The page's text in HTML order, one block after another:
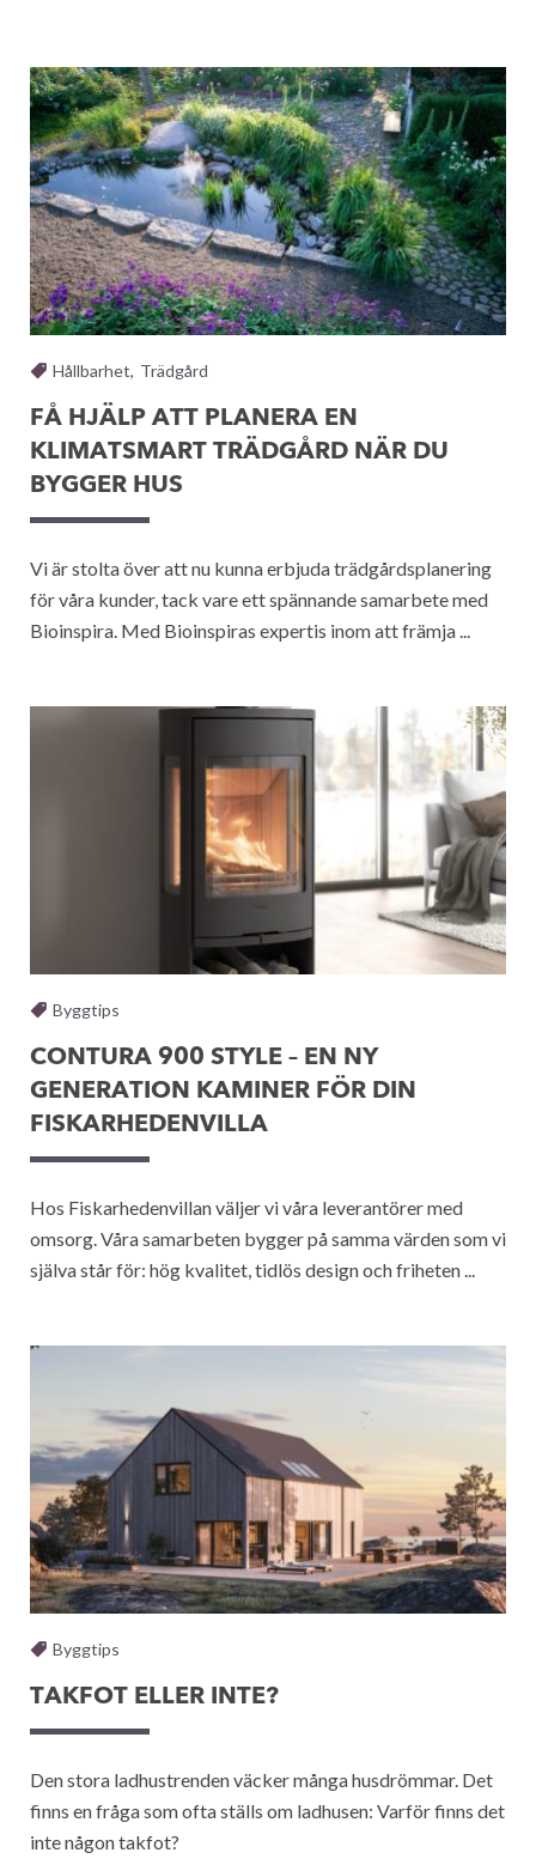
Hållbarhet, Trädgård
FÅ HJÄLP ATT PLANERA EN
KLIMATSMART TRÄDGÅRD NÄR DU
BYGGER HUS
Vi är stolta över att nu kunna erbjuda trädgårdsplanering
för våra kunder, tack vare ett spännande samarbete med
Bioinspira. Med Bioinspiras expertis inom att främja ...
Byggtips
CONTURA 900 STYLE – EN NY
GENERATION KAMINER FÖR DIN
FISKARHEDENVILLA
Hos Fiskarhedenvillan väljer vi våra leverantörer med
omsorg. Våra samarbeten bygger på samma värden som vi
själva står för: hög kvalitet, tidlös design och friheten ...
Byggtips
TAKFOT ELLER INTE?
Den stora ladhustrenden väcker många husdrömmar. Det
finns en fråga som ofta ställs om ladhusen: Varför finns det
inte någon takfot?